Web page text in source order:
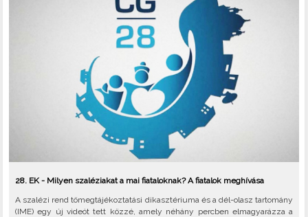
28. EK - Milyen szaléziakat a mai fiataloknak? A fiatalok meghívása
A szalézi rend tömegtájékoztatási dikasztériuma és a dél-olasz tartomány
(IME) egy új videót tett közzé, amely néhány percben elmagyarázza a